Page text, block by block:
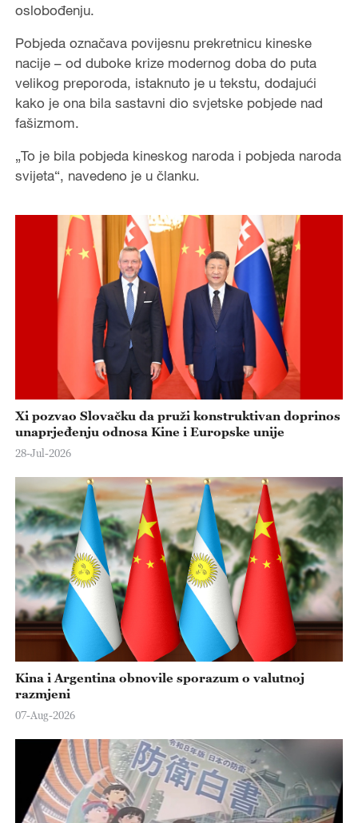
oslobođenju.
Pobjeda označava povijesnu prekretnicu kineske
nacije – od duboke krize modernog doba do puta
velikog preporoda, istaknuto je u tekstu, dodajući
kako je ona bila sastavni dio svjetske pobjede nad
fašizmom.
„To je bila pobjeda kineskog naroda i pobjeda naroda
svijeta“, navedeno je u članku.
Xi pozvao Slovačku da pruži konstruktivan doprinos
unaprjeđenju odnosa Kine i Europske unije
28-Jul-2026
Kina i Argentina obnovile sporazum o valutnoj
razmjeni
07-Aug-2026